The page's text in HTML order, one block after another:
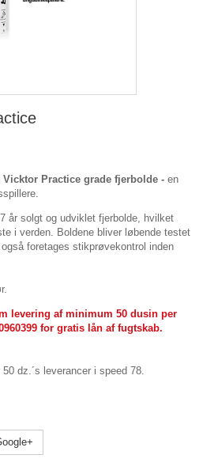
Practice grade fjerbolde - en
år solgt og udviklet fjerbolde, hvilket
i verden. Boldene bliver løbende testet
foretages stikprøvekontrol inden
levering af minimum 50 dusin per
for gratis lån af fugtskab.
dz.´s leverancer i speed 78.